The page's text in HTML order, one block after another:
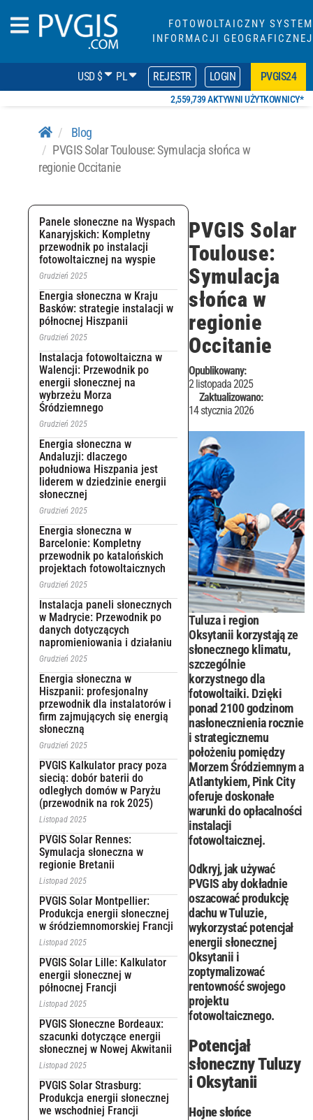
FOTOWOLTAICZNY SYSTEM
INFORMACJI GEOGRAFICZNEJ
USD $ PL REJESTR LOGIN PVGIS24
2,559,739 AKTYWNI UŻYTKOWNICY*
Blog
PVGIS Solar Toulouse: Symulacja słońca w
regionie Occitanie
Panele słoneczne na Wyspach
Kanaryjskich: Kompletny
przewodnik po instalacji
fotowoltaicznej na wyspie
Grudzień 2025
Energia słoneczna w Kraju
Basków: strategie instalacji w
północnej Hiszpanii
Grudzień 2025
Instalacja fotowoltaiczna w
Walencji: Przewodnik po
energii słonecznej na
wybrzeżu Morza
Śródziemnego
Grudzień 2025
Energia słoneczna w
Andaluzji: dlaczego
południowa Hiszpania jest
liderem w dziedzinie energii
słonecznej
Grudzień 2025
Energia słoneczna w
Barcelonie: Kompletny
przewodnik po katalońskich
projektach fotowoltaicznych
Grudzień 2025
Instalacja paneli słonecznych
w Madrycie: Przewodnik po
danych dotyczących
napromieniowania i działaniu
Grudzień 2025
Energia słoneczna w
Hiszpanii: profesjonalny
przewodnik dla instalatorów i
firm zajmujących się energią
słoneczną
Grudzień 2025
PVGIS Kalkulator pracy poza
siecią: dobór baterii do
odległych domów w Paryżu
(przewodnik na rok 2025)
Listopad 2025
PVGIS Solar Rennes:
Symulacja słoneczna w
regionie Bretanii
Listopad 2025
PVGIS Solar Montpellier:
Produkcja energii słonecznej
w śródziemnomorskiej Francji
Listopad 2025
PVGIS Solar Lille: Kalkulator
energii słonecznej w
północnej Francji
Listopad 2025
PVGIS Słoneczne Bordeaux:
szacunki dotyczące energii
słonecznej w Nowej Akwitanii
Listopad 2025
PVGIS Solar Strasburg:
Produkcja energii słonecznej
we wschodniej Francji
PVGIS Solar
Toulouse:
Symulacja
słońca w
regionie
Occitanie
Opublikowany:
2 listopada 2025
Zaktualizowano:
14 stycznia 2026
Tuluza i region
Oksytanii korzystają ze
słonecznego klimatu,
szczególnie
korzystnego dla
fotowoltaiki. Dzięki
ponad 2100 godzinom
nasłonecznienia rocznie
i strategicznemu
położeniu pomiędzy
Morzem Śródziemnym a
Atlantykiem, Pink City
oferuje doskonałe
warunki do opłacalności
instalacji
fotowoltaicznej.
Odkryj, jak używać
PVGIS aby dokładnie
oszacować produkcję
dachu w Tuluzie,
wykorzystać potencjał
energii słonecznej
Oksytanii i
zoptymalizować
rentowność swojego
projektu
fotowoltaicznego.
Potencjał
słoneczny Tuluzy
i Oksytanii
Hojne słońce